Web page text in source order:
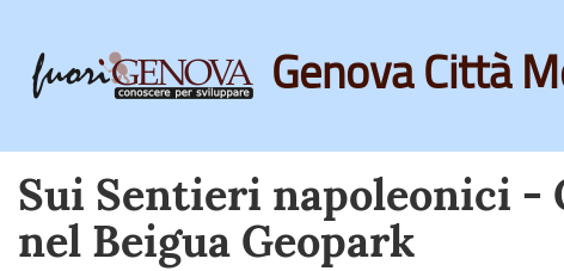
Skip
main
content
Genova Città
Sui Sentieri napoleonici
nel Beigua Geopark